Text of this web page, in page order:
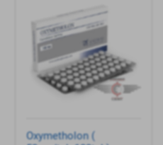
Oxymetholon (